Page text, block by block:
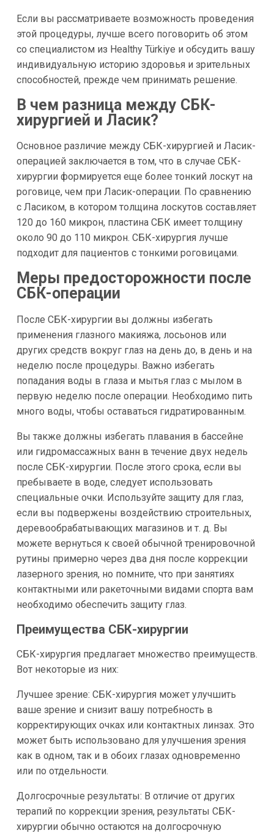
Если вы рассматриваете возможность проведения
этой процедуры, лучше всего поговорить об этом
со специалистом из Healthy Türkiye и обсудить вашу
индивидуальную историю здоровья и зрительных
способностей, прежде чем принимать решение.
В чем разница между СБК-
хирургией и Ласик?
Основное различие между СБК-хирургией и Ласик-
операцией заключается в том, что в случае СБК-
хирургии формируется еще более тонкий лоскут на
роговице, чем при Ласик-операции. По сравнению
с Ласиком, в котором толщина лоскутов составляет
120 до 160 микрон, пластина СБК имеет толщину
около 90 до 110 микрон. СБК-хирургия лучше
подходит для пациентов с тонкими роговицами.
Меры предосторожности после
СБК-операции
После СБК-хирургии вы должны избегать
применения глазного макияжа, лосьонов или
других средств вокруг глаз на день до, в день и на
неделю после процедуры. Важно избегать
попадания воды в глаза и мытья глаз с мылом в
первую неделю после операции. Необходимо пить
много воды, чтобы оставаться гидратированным.
Вы также должны избегать плавания в бассейне
или гидромассажных ванн в течение двух недель
после СБК-хирургии. После этого срока, если вы
пребываете в воде, следует использовать
специальные очки. Используйте защиту для глаз,
если вы подвержены воздействию строительных,
деревообрабатывающих магазинов и т. д. Вы
можете вернуться к своей обычной тренировочной
рутины примерно через два дня после коррекции
лазерного зрения, но помните, что при занятиях
контактными или ракеточными видами спорта вам
необходимо обеспечить защиту глаз.
Преимущества СБК-хирургии
СБК-хирургия предлагает множество преимуществ.
Вот некоторые из них:
Лучшее зрение: СБК-хирургия может улучшить
ваше зрение и снизит вашу потребность в
корректирующих очках или контактных линзах. Это
может быть использовано для улучшения зрения
как в одном, так и в обоих глазах одновременно
или по отдельности.
Долгосрочные результаты: В отличие от других
терапий по коррекции зрения, результаты СБК-
хирургии обычно остаются на долгосрочную